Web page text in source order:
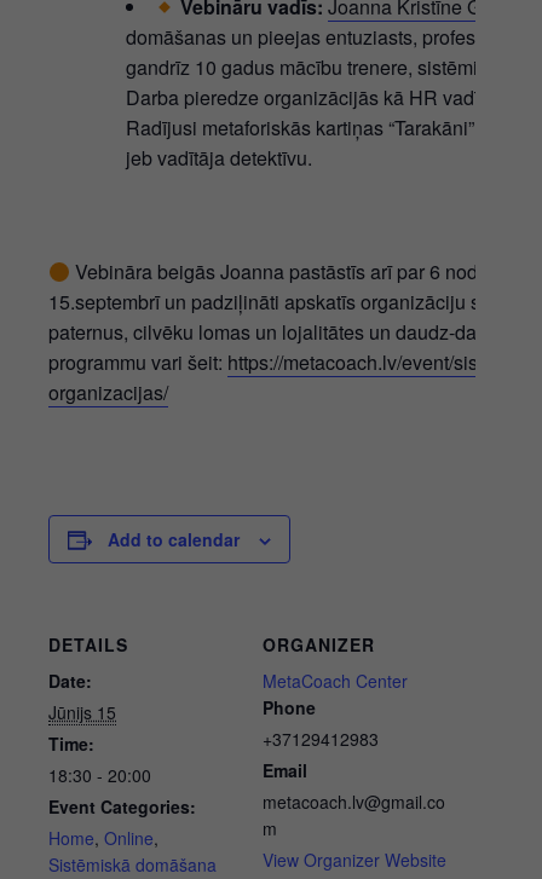
Vebināru vadīs: Joanna Kristīne
domāšanas un pieejas entuziasts, profesionāls
gandrīz 10 gadus mācību trenere, sistēmisko
Darba pieredze organizācijās kā HR vadītājai
Radījusi metaforiskās kartiņas “Tarakāni”, ir
jeb vadītāja detektīvu.
Vebināra beigās Joanna pastāstīs arī par 6 nodarbību
15.septembrī un padziļināti apskatīs organizāciju
paternus, cilvēku lomas un lojalitātes un daudz-daudz ko
programmu vari šeit: https://metacoach.lv/event/
organizacijas/
Add to calendar
DETAILS
Date:
Jūnijs 15
Time:
18:30 - 20:00
Event Categories:
Home, Online,
Sistēmiskā domāšana
ORGANIZER
MetaCoach Center
Phone
+37129412983
Email
metacoach.lv@gmail.co
m
View Organizer Website